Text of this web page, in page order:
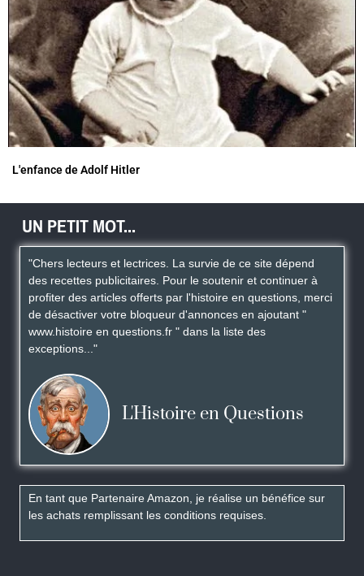
L'enfance de Adolf Hitler
UN PETIT MOT...
"Chers lecteurs et lectrices. La survie de ce site dépend
des recettes publicitaires. Pour le soutenir et continuer à
profiter des articles offerts par l'histoire en questions, merci
de désactiver votre bloqueur d'annonces en ajoutant "
www.histoire en questions.fr " dans la liste des
exceptions..."
L'Histoire en Questions
En tant que Partenaire Amazon, je réalise un bénéfice sur
les achats remplissant les conditions requises.